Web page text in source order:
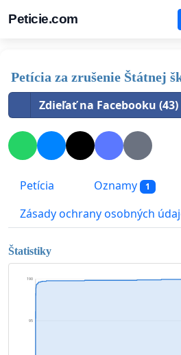
Peticie.com
Petícia za zrušenie Štátnej
Zdieľať na Facebooku (43)
Petícia Oznamy 1
Zásady ochrany osobných
Štatistiky
95
190